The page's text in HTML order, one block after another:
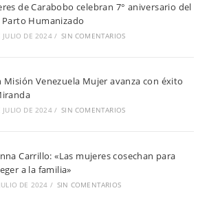
de Carabobo celebran 7° aniversario del
Parto Humanizado
JULIO DE 2024 / SIN COMENTARIOS
Misión Venezuela Mujer avanza con éxito
JULIO DE 2024 / SIN COMENTARIOS
Carrillo: «Las mujeres cosechan para
a la familia»
DE 2024 / SIN COMENTARIOS